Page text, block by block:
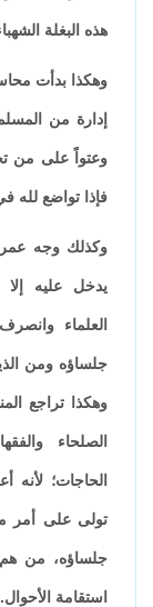
هذه البغلة
وهكذا بدأت
إدارة من
وعتواً على من
فإذا تواضع لله
وكذلك وجه عمر
يدخل عليه إلا
العلماء
جلساؤه ومن
وهكذا تراجع
الصلحاء
الحاجات؛ لأنه
تولى على أمر
جلساؤه، من هم
استقامة الأحوال.